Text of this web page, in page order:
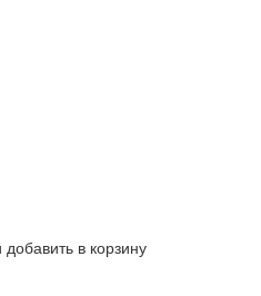
добавить в корзину